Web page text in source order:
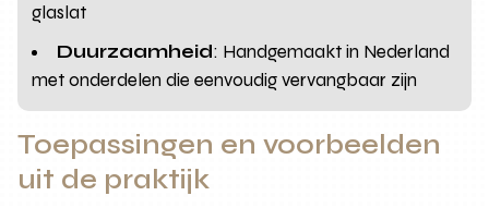
glaslat
Duurzaamheid: Handgemaakt in Nederland
met onderdelen die eenvoudig vervangbaar zijn
Toepassingen en voorbeelden
uit de praktijk